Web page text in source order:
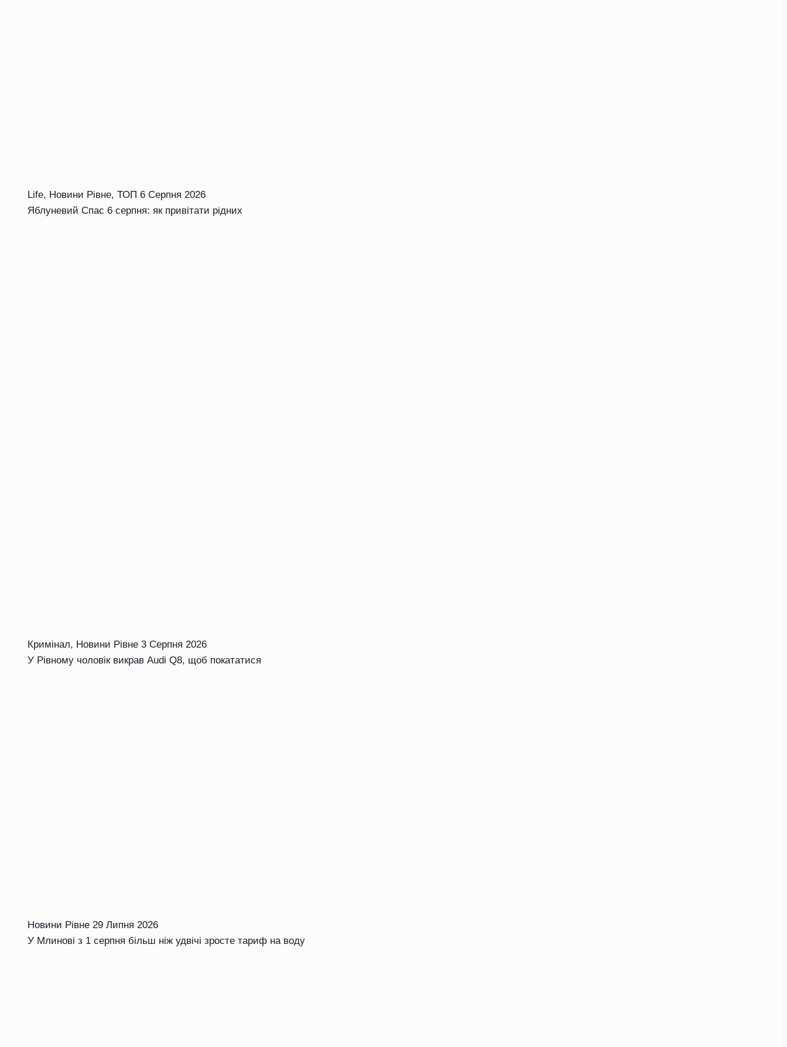
Life, Новини Рівне, ТОП 6 Серпня 2026
Яблуневий Спас 6 серпня: як привітати рідних
Кримінал, Новини Рівне 3 Серпня 2026
У Рівному чоловік викрав Audi Q8, щоб покататися
Новини Рівне 29 Липня 2026
У Млинові з 1 серпня більш ніж удвічі зросте тариф на воду